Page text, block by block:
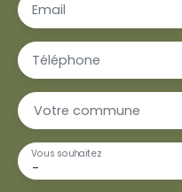
Email
Téléphone
Votre commune
-
Vous souhaitez